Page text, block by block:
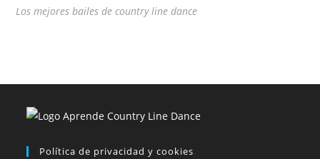
Los mejores bailes de country line dance
Política de privacidad y cookies